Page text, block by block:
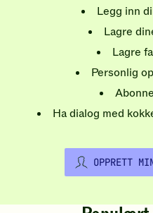
Legg inn
Lagre
Lagre
Personlig
Ha dialog med
OPPRETT